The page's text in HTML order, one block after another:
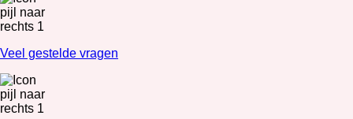
Veel gestelde vragen